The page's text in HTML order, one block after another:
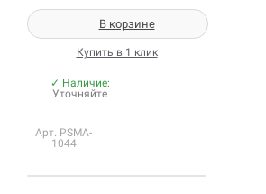
В корзине
Купить в 1 клик
✓ Наличие:
Уточняйте
Арт. PSMA-
1044